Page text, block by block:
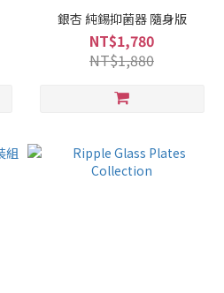
銀杏 純錫抑菌器 隨身版
NT$1,780
NT$1,880